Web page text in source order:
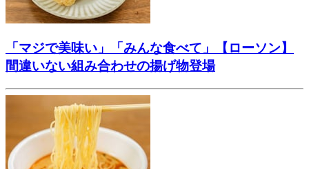
「マジで美味い」「みんな食べて」【ローソン】
間違いない組み合わせの揚げ物登場